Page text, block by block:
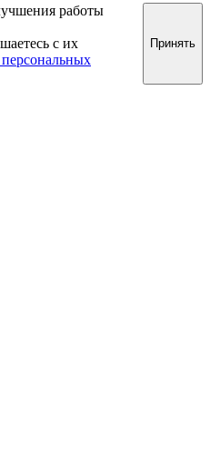
работы
с их
Принять